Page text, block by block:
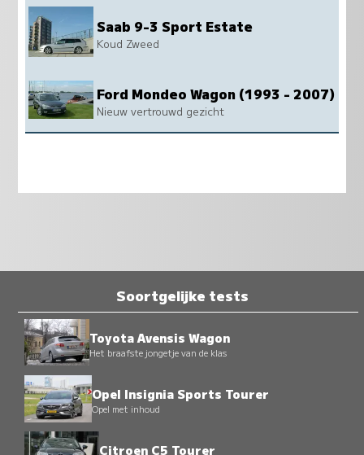
Saab 9-3 Sport Estate
Koud Zweed
Ford Mondeo Wagon (1993 - 2007)
Nieuw vertrouwd gezicht
Soortgelijke tests
Toyota Avensis Wagon
Het braafste jongetje van de klas
Opel Insignia Sports Tourer
Opel met inhoud
Citroen C5 Tourer